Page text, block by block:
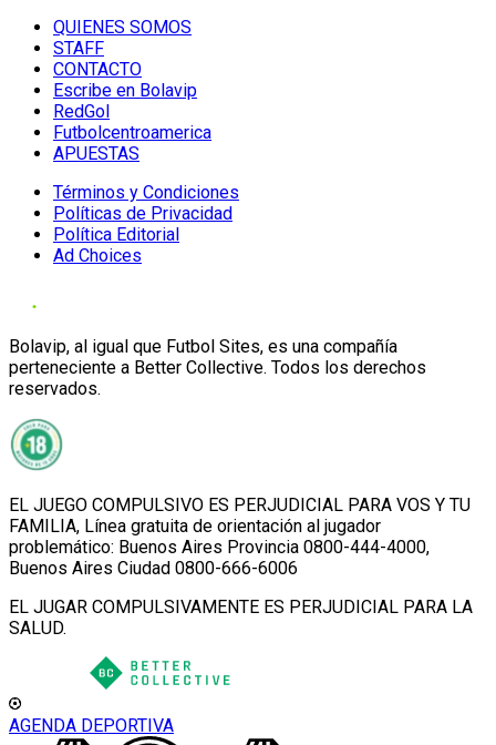
QUIENES SOMOS
STAFF
CONTACTO
Escribe en Bolavip
RedGol
Futbolcentroamerica
APUESTAS
Términos y Condiciones
Políticas de Privacidad
Política Editorial
Ad Choices
Bolavip, al igual que Futbol Sites, es una compañía
perteneciente a Better Collective. Todos los derechos
reservados.
EL JUEGO COMPULSIVO ES PERJUDICIAL PARA VOS Y TU
FAMILIA, Línea gratuita de orientación al jugador
problemático: Buenos Aires Provincia 0800-444-4000,
Buenos Aires Ciudad 0800-666-6006
EL JUGAR COMPULSIVAMENTE ES PERJUDICIAL PARA LA
SALUD.
AGENDA DEPORTIVA